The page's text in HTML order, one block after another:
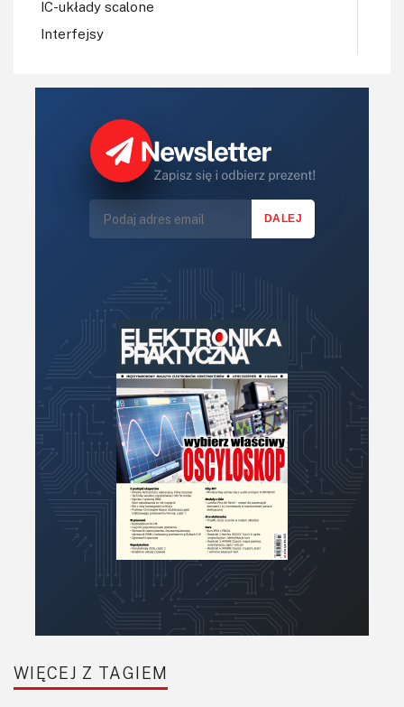
IC-układy scalone
Interfejsy
Koła Naukowe
LED/LCD/OLED
Mechatronika
Optoelektronika
PCB/Montaż
Podstawy elektroniki
Podzespoły bierne
Półprzewodniki
Pomiary i testy
Projektowanie
Sensory
WIĘCEJ Z TAGIEM